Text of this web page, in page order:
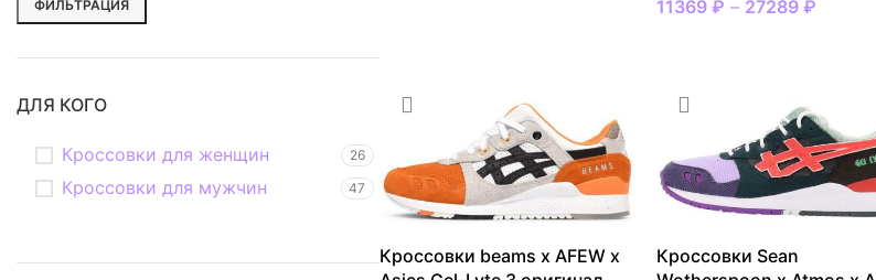
ФИЛЬТРАЦИЯ
ДЛЯ КОГО
Кроссовки для женщин 26
Кроссовки для мужчин 47
11369 ₽ – 27289 ₽
Кроссовки beams x AFEW x
Кроссовки Sean